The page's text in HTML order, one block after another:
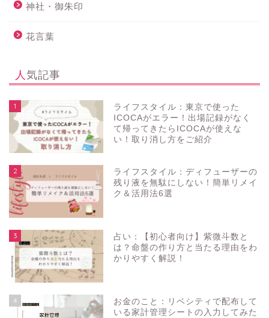
神社・御朱印
花言葉
人気記事
1
ライフスタイル：東京で使った
ICOCAがエラー！出場記録がなく
て帰ってきたらICOCAが使えな
い！取り消し方をご紹介
2
ライフスタイル：ディフューザーの
残り液を無駄にしない！簡単リメイ
ク＆活用法6選
3
占い：【初心者向け】紫微斗数と
は？命盤の作り方と当たる理由をわ
かりやすく解説！
4
お金のこと：リベシティで配布して
いる家計管理シートの入力してみた